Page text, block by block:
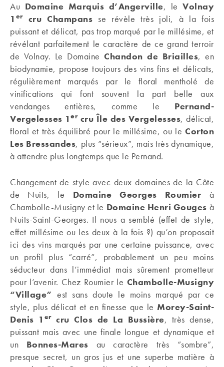
Au Domaine Marquis d’Angerville, le Volnay
1 ercru Champans se révèle très joli, à la fois
puissant et délicat, pas trop marqué par le millésime, et
révélant parfaitement le caractère de ce grand terroir
de Volnay. Le Domaine Chandon de Briailles, en
biodynamie, propose toujours des vins fins et délicats,
régulièrement marqués par le floral mentholé de
vinifications qui font souvent la part belle aux
vendanges entières, comme le Pernand-
Vergelesses 1ercru Île des Vergelesses, délicat,
floral et très équilibré pour le millésime, ou le Corton
Les Bressandes, plus “sérieux”, mais très dynamique,
à attendre plus longtemps que le Pernand.
Changement de style avec deux domaines de la Côte
de Nuits, le Domaine Georges Roumier à
Chambolle-Musigny et le Domaine Henri Gouges à
Nuits-Saint-Georges. Il nous a semblé (effet de style,
effet millésime ou les deux à la fois ?) qu’on proposait
ici des vins marqués par une certaine puissance, avec
un profil plus “carré”, probablement un peu moins
séducteur dans l’immédiat mais sûrement prometteur
pour l’avenir. Chez Roumier le Chambolle-Musigny
“Village” est sans doute le moins marqué par ce
style, plus délicat et en finesse que le Morey-Saint-
Denis 1 ercru Clos de La Bussière, très dense,
puissant mais avec une finale longue et dynamique et
un Bonnes-Mares au caractère très “sombre”,
presque secret, un gros jus et une superbe matière à